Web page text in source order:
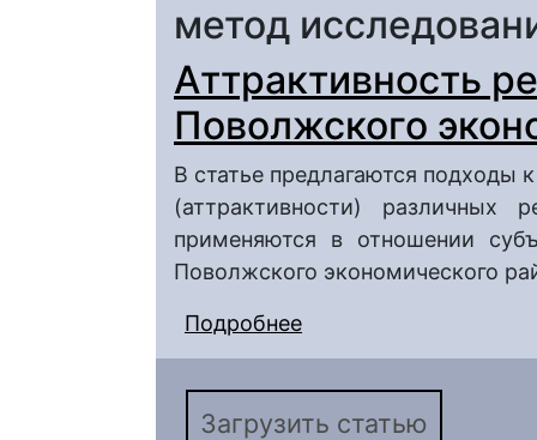
метод
Аттрактивность
Поволжского
В статье предлагаются подходы
(аттрактивности)
применяются в отношении
Поволжского экономического
Подробнее
экономического
Загрузить статью